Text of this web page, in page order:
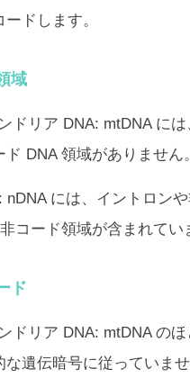
ドします。
域
ドリア DNA: mtDNA に
ド DNA 領域がありません。
nDNA には、イントロン
コード領域が含まれてい
ド
ドリア DNA: mtDNA の
な遺伝暗号に従っていませ